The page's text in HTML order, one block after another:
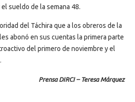
sueldo de la semana 48.
del Táchira que a los obreros de la
abonó en sus cuentas la primera parte
del primero de noviembre y el
Prensa DIRCI – Teresa Márquez